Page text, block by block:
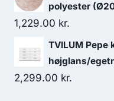
polyester
1,229.00 kr.
TVILUM Pepe
højglans/
2,299.00 kr.